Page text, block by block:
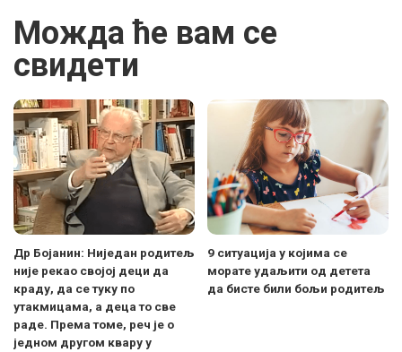
Можда ће вам се
свидети
Др Бојанин: Ниједан родитељ
није рекао својој деци да
краду, да се туку по
утакмицама, а деца то све
раде. Према томе, реч је о
једном другом квару у
9 ситуација у којима се
морате удаљити од детета
да бисте били бољи родитељ